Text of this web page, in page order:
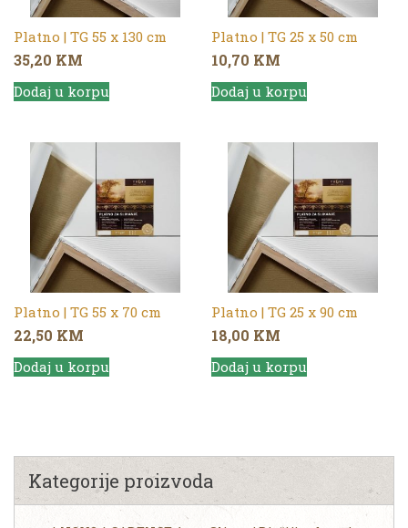
Platno | TG 55 x 130 cm
35,20 KM
Dodaj u korpu
Platno | TG 25 x 50 cm
10,70 KM
Dodaj u korpu
Platno | TG 55 x 70 cm
22,50 KM
Dodaj u korpu
Platno | TG 25 x 90 cm
18,00 KM
Dodaj u korpu
Kategorije proizvoda